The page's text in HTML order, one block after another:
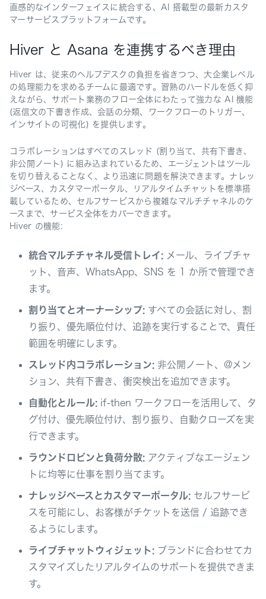
直感的なインターフェイスに統合する、AI 搭載型の最新カスタ
マーサービスプラットフォームです。
Hiver と Asana を連携するべき理由
Hiver は、従来のヘルプデスクの負担を省きつつ、大企業レベル
の処理能力を求めるチームに最適です。習熟のハードルを低く抑
えながら、サポート業務のフロー全体にわたって強力な AI 機能
(返信文の下書き作成、会話の分類、ワークフローのトリガー、
インサイトの可視化) を提供します。
コラボレーションはすべてのスレッド (割り当て、共有下書き、
非公開ノート) に組み込まれているため、エージェントはツール
を切り替えることなく、より迅速に問題を解決できます。ナレッ
ジベース、カスタマーポータル、リアルタイムチャットを標準搭
載しているため、セルフサービスから複雑なマルチチャネルのケ
ースまで、サービス全体をカバーできます。
Hiver の機能:
統合マルチチャネル受信トレイ: メール、ライブチャ
ット、音声、WhatsApp、SNS を 1 か所で管理でき
ます。
割り当てとオーナーシップ: すべての会話に対し、割
り振り、優先順位付け、追跡を実行することで、責任
範囲を明確にします。
スレッド内コラボレーション: 非公開ノート、@メン
ション、共有下書き、衝突検出を追加できます。
自動化とルール: if-then ワークフローを活用して、タ
グ付け、優先順位付け、割り振り、自動クローズを実
行できます。
ラウンドロビンと負荷分散: アクティブなエージェン
トに均等に仕事を割り当てます。
ナレッジベースとカスタマーポータル: セルフサービ
スを可能にし、お客様がチケットを送信 / 追跡でき
るようにします。
ライブチャットウィジェット: ブランドに合わせてカ
スタマイズしたリアルタイムのサポートを提供できま
す。